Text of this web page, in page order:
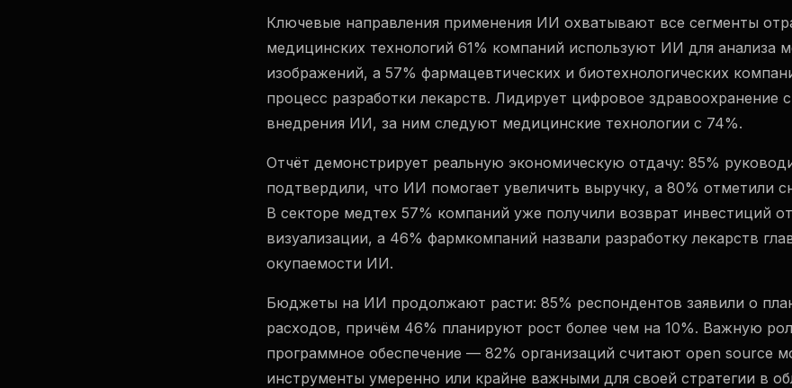
Ключевые направления применения ИИ охватывают все сегменты
медицинских технологий 61% компаний используют ИИ для анализа
изображений, а 57% фармацевтических и биотехнологических
процесс разработки лекарств. Лидирует цифровое здравоохранение
внедрения ИИ, за ним следуют медицинские технологии с 74%.
Отчёт демонстрирует реальную экономическую отдачу: 85%
подтвердили, что ИИ помогает увеличить выручку, а 80% отметили
В секторе медтех 57% компаний уже получили возврат инвестиций
визуализации, а 46% фармкомпаний назвали разработку лекарств
окупаемости ИИ.
Бюджеты на ИИ продолжают расти: 85% респондентов заявили о
расходов, причём 46% планируют рост более чем на 10%. Важную
программное обеспечение — 82% организаций считают open source
инструменты умеренно или крайне важными для своей стратегии в